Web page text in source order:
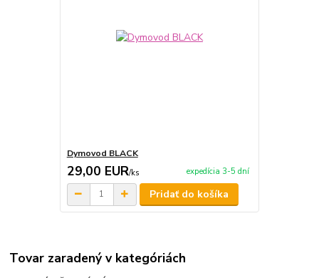
Dymovod BLACK
29,00 EUR/ks expedícia 3-5 dní
Pridať do košíka
Tovar zaradený v kategóriách